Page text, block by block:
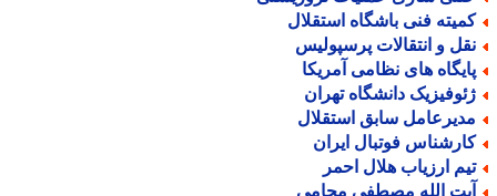
فنی باشگاه استقلال
و انتقالات پرسپولیس
های نظامی آمریکا
دانشگاه تهران
سابق استقلال
فوتبال ایران
ارزیاب هلال احمر
الله مصطفی محامی